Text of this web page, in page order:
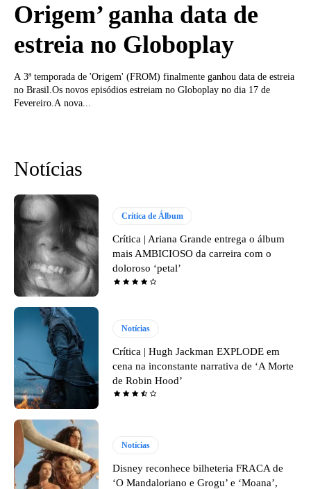
Origem’ ganha data de
estreia no Globoplay
A 3ª temporada de 'Origem' (FROM) finalmente ganhou data de estreia
no Brasil.Os novos episódios estreiam no Globoplay no dia 17 de
Fevereiro.A nova...
Notícias
Crítica de Álbum
Crítica | Ariana Grande entrega o álbum
mais AMBICIOSO da carreira com o
doloroso ‘petal’
Notícias
Crítica | Hugh Jackman EXPLODE em
cena na inconstante narrativa de ‘A Morte
de Robin Hood’
Notícias
Disney reconhece bilheteria FRACA de
‘O Mandaloriano e Grogu’ e ‘Moana’,